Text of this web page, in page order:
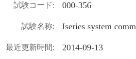
試験コード: 000-356
試験名称: Iseries system
最近更新時間: 2014-09-13